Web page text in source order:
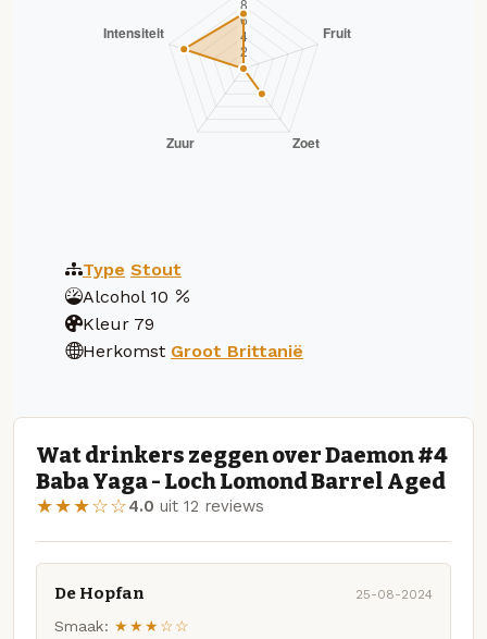
Type Stout
Alcohol 10
Kleur 79
Herkomst Groot Brittanië
Wat drinkers zeggen over Daemon #4
Baba Yaga - Loch Lomond Barrel Aged
★★★☆☆4.0 uit 12 reviews
De Hopfan 25-08-2024
Smaak: ★★★☆☆